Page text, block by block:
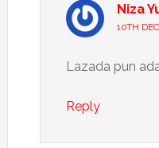
Niza
10TH
Lazada pun
Reply